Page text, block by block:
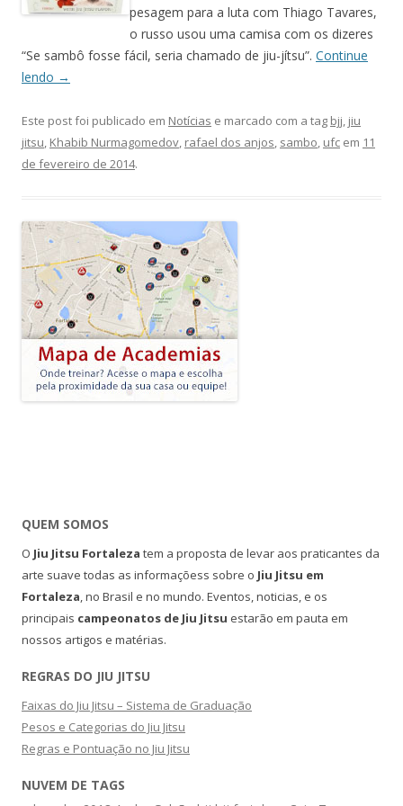
pesagem para a luta com Thiago Tavares,
o russo usou uma camisa com os dizeres
“Se sambô fosse fácil, seria chamado de jiu-jítsu”. Continue
lendo →
Este post foi publicado em Notícias e marcado com a tag bjj, jiu
jitsu, Khabib Nurmagomedov, rafael dos anjos, sambo, ufc em 11
de fevereiro de 2014.
QUEM SOMOS
O Jiu Jitsu Fortaleza tem a proposta de levar aos praticantes da
arte suave todas as informaçõess sobre o Jiu Jitsu em
Fortaleza, no Brasil e no mundo. Eventos, noticias, e os
principais campeonatos de Jiu Jitsu estarão em pauta em
nossos artigos e matérias.
REGRAS DO JIU JITSU
Faixas do Jiu Jitsu – Sistema de Graduação
Pesos e Categorias do Jiu Jitsu
Regras e Pontuação no Jiu Jitsu
NUVEM DE TAGS